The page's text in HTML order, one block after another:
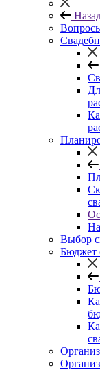
Выбор
Бюджет